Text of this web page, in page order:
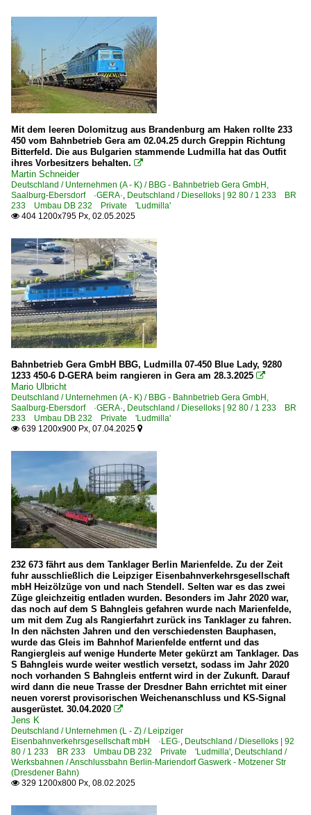
Mit dem leeren Dolomitzug aus Brandenburg am Haken rollte 233
450 vom Bahnbetrieb Gera am 02.04.25 durch Greppin Richtung
Bitterfeld. Die aus Bulgarien stammende Ludmilla hat das Outfit
ihres Vorbesitzers behalten. 
Martin Schneider
Deutschland / Unternehmen (A - K) / BBG - Bahnbetrieb Gera GmbH,
Saalburg-Ebersdorf ·GERA·, Deutschland / Dieselloks | 92 80 / 1 233 BR
233 Umbau DB 232 Private 'Ludmilla'
 404 1200x795 Px, 02.05.2025
Bahnbetrieb Gera GmbH BBG, Ludmilla 07-450 Blue Lady, 9280
1233 450-6 D-GERA beim rangieren in Gera am 28.3.2025 
Mario Ulbricht
Deutschland / Unternehmen (A - K) / BBG - Bahnbetrieb Gera GmbH,
Saalburg-Ebersdorf ·GERA·, Deutschland / Dieselloks | 92 80 / 1 233 BR
233 Umbau DB 232 Private 'Ludmilla'
 639 1200x900 Px, 07.04.2025 
232 673 fährt aus dem Tanklager Berlin Marienfelde. Zu der Zeit
fuhr ausschließlich die Leipziger Eisenbahnverkehrsgesellschaft
mbH Heizölzüge von und nach Stendell. Selten war es das zwei
Züge gleichzeitig entladen wurden. Besonders im Jahr 2020 war,
das noch auf dem S Bahngleis gefahren wurde nach Marienfelde,
um mit dem Zug als Rangierfahrt zurück ins Tanklager zu fahren.
In den nächsten Jahren und den verschiedensten Bauphasen,
wurde das Gleis im Bahnhof Marienfelde entfernt und das
Rangiergleis auf wenige Hunderte Meter gekürzt am Tanklager. Das
S Bahngleis wurde weiter westlich versetzt, sodass im Jahr 2020
noch vorhanden S Bahngleis entfernt wird in der Zukunft. Darauf
wird dann die neue Trasse der Dresdner Bahn errichtet mit einer
neuen vorerst provisorischen Weichenanschluss und KS-Signal
ausgerüstet. 30.04.2020 
Jens K
Deutschland / Unternehmen (L - Z) / Leipziger
Eisenbahnverkehrsgesellschaft mbH ·LEG·, Deutschland / Dieselloks | 92
80 / 1 233 BR 233 Umbau DB 232 Private 'Ludmilla', Deutschland /
Werksbahnen / Anschlussbahn Berlin-Mariendorf Gaswerk - Motzener Str
(Dresdener Bahn)
 329 1200x800 Px, 08.02.2025